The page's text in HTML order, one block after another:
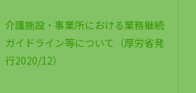
介護施設・事業所における業務継続
ガイドライン等について（厚労省発
行2020/12）